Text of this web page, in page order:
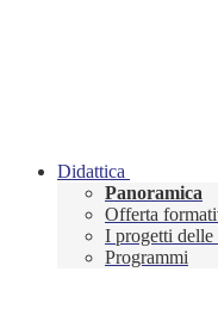
Didattica
Panoramica
Offerta
I progetti delle
Programmi